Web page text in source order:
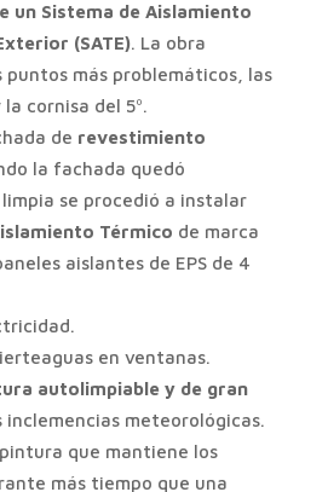
un Sistema de Aislamiento
(SATE). La obra
puntos más problemáticos, las
cornisa del 5º.
de revestimiento
la fachada quedó
se procedió a instalar
Térmico de marca
aislantes de EPS de 4
en ventanas.
autolimpiable y de gran
inclemencias meteorológicas.
que mantiene los
más tiempo que una